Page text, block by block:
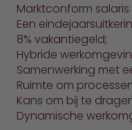
Marktconform
Een
8% vakantiegeld;
Hybride
Samenwerking met
Ruimte om
Kans om bij te
Dynamische